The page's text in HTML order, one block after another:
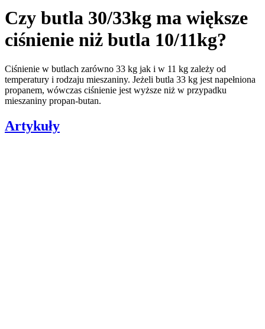
Czy butla 30/33kg ma większe
ciśnienie niż butla 10/11kg?
Ciśnienie w butlach zarówno 33 kg jak i w 11 kg zależy od
temperatury i rodzaju mieszaniny. Jeżeli butla 33 kg jest napełniona
propanem, wówczas ciśnienie jest wyższe niż w przypadku
mieszaniny propan-butan.
Artykuły